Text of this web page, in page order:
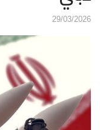
29/03/2026